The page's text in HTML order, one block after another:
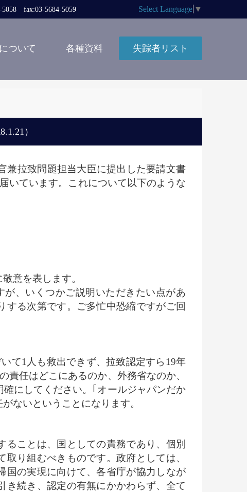
fax:03-5684-5059 Select Language ▼
ついて 各種資料 失踪者リスト
）
拉致問題担当大臣に提出した要請文書
いています。これについて以下のような
意を表します。
、いくつかご説明いただきたい点があ
する次第です。ご多忙中恐縮ですがご回
て1人も救出できず、拉致認定すら19年
責任はどこにあるのか、外務省なのか、
にしてください。｢オールジャパンだか
ないということになります。
ことは、国としての責務であり、個別
り組むべきものです。政府としては、
国の実現に向けて、各省庁が協力しなが
き続き、認定の有無にかかわらず、全て